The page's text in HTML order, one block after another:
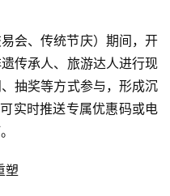
会、传统节庆）期间，开
传承人、旅游达人进行现
抽奖等方式参与，形成沉
实时推送专属优惠码或电
塑